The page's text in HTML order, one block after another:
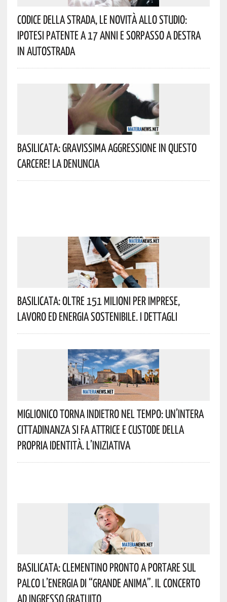
Codice Della Strada, Le Novità Allo Studio:
Ipotesi Patente A 17 Anni E Sorpasso A Destra
In Autostrada
Basilicata: Gravissima Aggressione In Questo
Carcere! La Denuncia
Basilicata: Oltre 151 Milioni Per Imprese,
Lavoro Ed Energia Sostenibile. I Dettagli
Miglionico Torna Indietro Nel Tempo: Un’intera
Cittadinanza Si Fa Attrice E Custode Della
Propria Identità. L’iniziativa
Basilicata: Clementino Pronto A Portare Sul
Palco L’energia Di “Grande Anima”. Il Concerto
Ad Ingresso Gratuito